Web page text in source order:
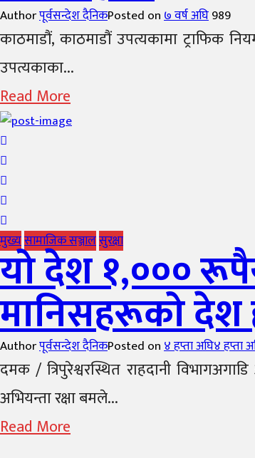
Authorपूर्वसन्देश दैनिकPosted on७ वर्ष अघि989
काठमाडौं, काठमाडौं उपत्यकामा ट्राफिक
उपत्यकाका...
Read More
मुख्यसामाजिक सञ्जालसुरक्षा
यो देश १,०००
मानिसहरूको देश
Authorपूर्वसन्देश दैनिकPosted on४ हप्ता अघि४ हप्ता
दमक / त्रिपुरेश्वरस्थित राहदानी
अभियन्ता रक्षा बमले...
Read More